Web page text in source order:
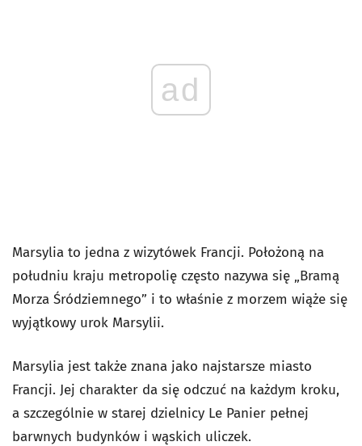
ad
Marsylia to jedna z wizytówek Francji. Położoną na
południu kraju metropolię często nazywa się „Bramą
Morza Śródziemnego” i to właśnie z morzem wiąże się
wyjątkowy urok Marsylii.
Marsylia jest także znana jako najstarsze miasto
Francji. Jej charakter da się odczuć na każdym kroku,
a szczególnie w starej dzielnicy Le Panier pełnej
barwnych budynków i wąskich uliczek.